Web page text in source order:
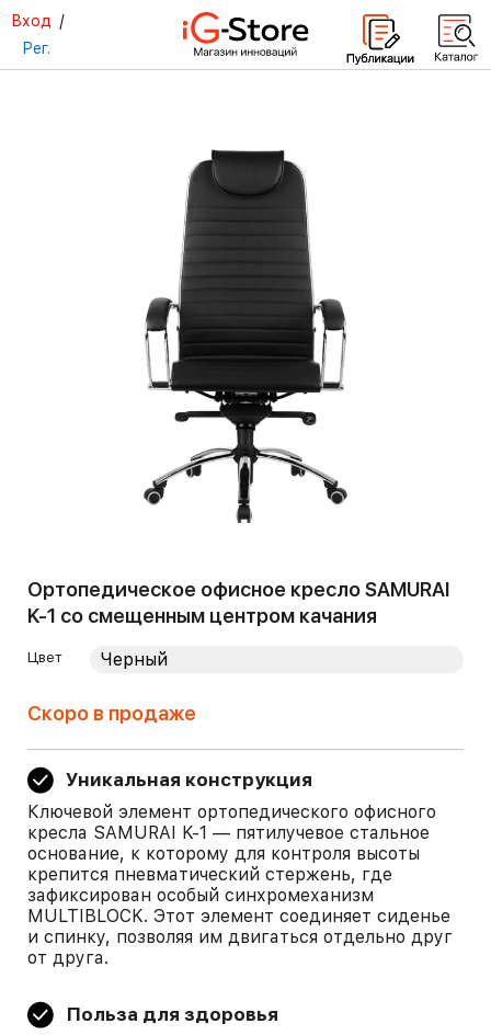
Вход /
Рег.
Ортопедическое офисное кресло SAMURAI
K-1 со смещенным центром качания
Цвет
Скоро в продаже
Уникальная конструкция
Ключевой элемент ортопедического офисного
кресла SAMURAI K-1 — пятилучевое стальное
основание, к которому для контроля высоты
крепится пневматический стержень, где
зафиксирован особый синхромеханизм
MULTIBLOCK. Этот элемент соединяет сиденье
и спинку, позволяя им двигаться отдельно друг
от друга.
Польза для здоровья